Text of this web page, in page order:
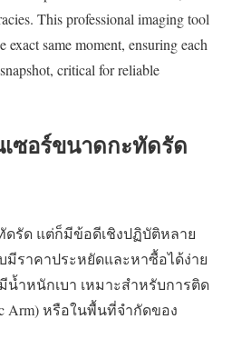
This professional imaging tool
exact same moment, ensuring each
critical for reliable
ซอร์ขนาดกะทัดรัด
ดรัด แต่ก็มีข้อดีเชิงปฏิบัติหลาย
มีราคาประหยัดและหาซื้อได้ง่าย
ำหนักเบา เหมาะสำหรับการติด
Arm) หรือในพื้นที่จำกัดของ